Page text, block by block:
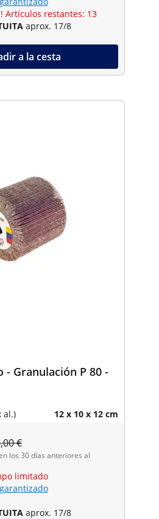
Artículos restantes: 13
aprox. 17/8
a la cesta
- Granulación P 80 -
al.) 12 x 10 x 12 cm
€
los 30 días anteriores al
limitado
aprox. 17/8